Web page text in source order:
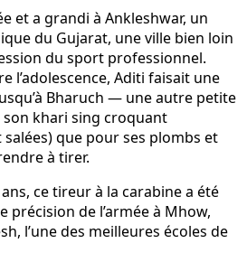
et a grandi à Ankleshwar, un
du Gujarat, une ville bien loin
du sport professionnel.
l’adolescence, Aditi faisait une
Bharuch — une autre petite
khari sing croquant
que pour ses plombs et
à tirer.
ce tireur à la carabine a été
précision de l’armée à Mhow,
l’une des meilleures écoles de